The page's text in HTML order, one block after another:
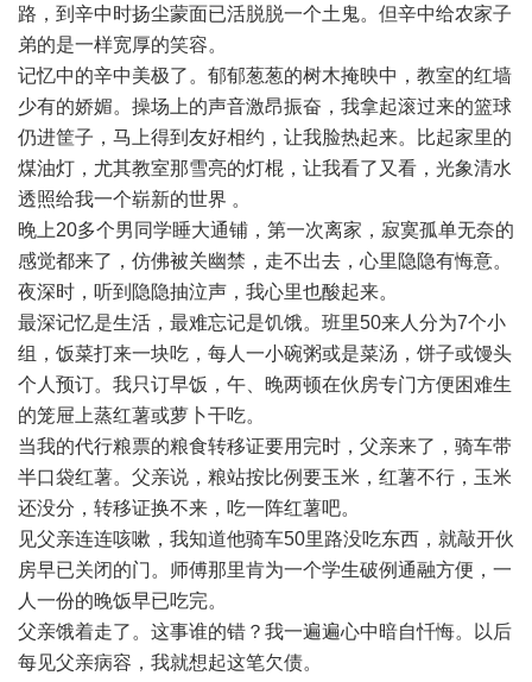
路，到辛中时扬尘蒙面已活脱脱一个土鬼。但辛中给农家子
弟的是一样宽厚的笑容。
记忆中的辛中美极了。郁郁葱葱的树木掩映中，教室的红墙
少有的娇媚。操场上的声音激昂振奋，我拿起滚过来的篮球
仍进筐子，马上得到友好相约，让我脸热起来。比起家里的
煤油灯，尤其教室那雪亮的灯棍，让我看了又看，光象清水
透照给我一个崭新的世界 。
晚上20多个男同学睡大通铺，第一次离家，寂寞孤单无奈的
感觉都来了，仿佛被关幽禁，走不出去，心里隐隐有悔意。
夜深时，听到隐隐抽泣声，我心里也酸起来。
最深记忆是生活，最难忘记是饥饿。班里50来人分为7个小
组，饭菜打来一块吃，每人一小碗粥或是菜汤，饼子或馒头
个人预订。我只订早饭，午、晚两顿在伙房专门方便困难生
的笼屉上蒸红薯或萝卜干吃。
当我的代行粮票的粮食转移证要用完时，父亲来了，骑车带
半口袋红薯。父亲说，粮站按比例要玉米，红薯不行，玉米
还没分，转移证换不来，吃一阵红薯吧。
见父亲连连咳嗽，我知道他骑车50里路没吃东西，就敲开伙
房早已关闭的门。师傅那里肯为一个学生破例通融方便，一
人一份的晚饭早已吃完。
父亲饿着走了。这事谁的错？我一遍遍心中暗自忏悔。以后
每见父亲病容，我就想起这笔欠债。